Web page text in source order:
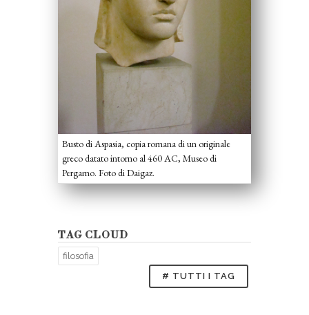
Busto di Aspasia, copia romana di un originale
greco datato intorno al 460 AC, Museo di
Pergamo. Foto di Daigaz.
TAG CLOUD
filosofia
# TUTTI I TAG